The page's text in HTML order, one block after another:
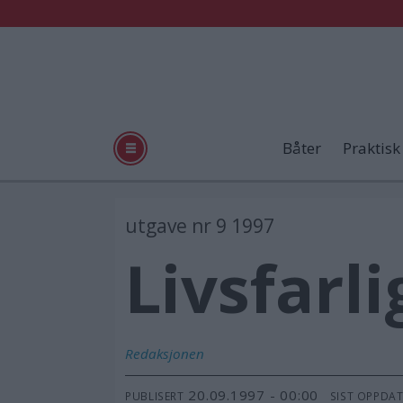
Båter Praktisk
utgave nr 9 1997
Redaksjonen
PUBLISERT 20.09.1997 - 00:00 SIST